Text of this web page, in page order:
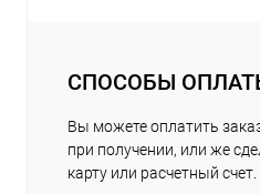
СПОСОБЫ
Вы можете оплатить
при получении, или же
карту или расчетный счет.